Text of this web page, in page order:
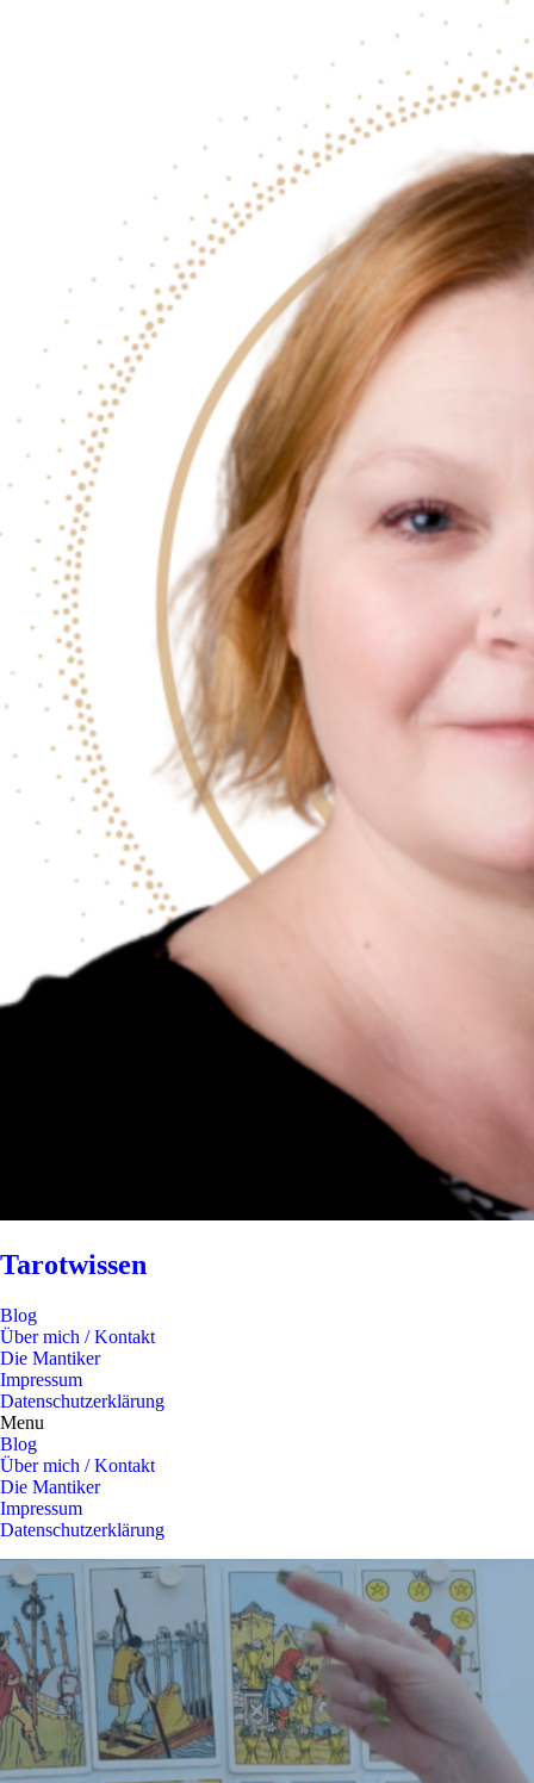
Tarotwissen
Blog
Über mich / Kontakt
Die Mantiker
Impressum
Datenschutzerklärung
Menu
Blog
Über mich / Kontakt
Die Mantiker
Impressum
Datenschutzerklärung